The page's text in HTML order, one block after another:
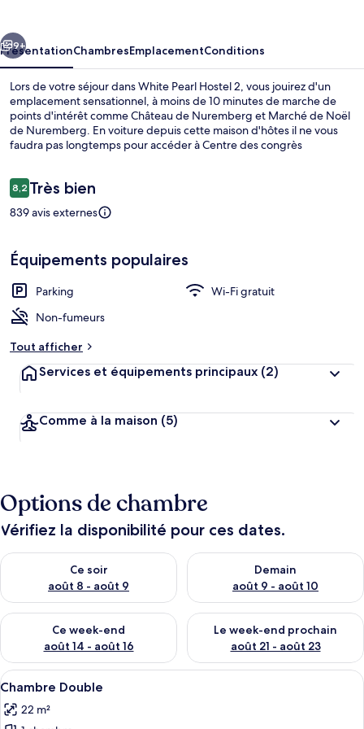
Suivant
9+
PrésentationChambresEmplacementConditions
Lors de votre séjour dans White Pearl Hostel 2, vous jouirez d'un
emplacement sensationnel, à moins de 10 minutes de marche de
points d'intérêt comme Château de Nuremberg et Marché de Noël
de Nuremberg. En voiture depuis cette maison d'hôtes il ne vous
faudra pas longtemps pour accéder à Centre des congrès
et Station de métro St Lorenz-Kirche, à 11 min.
Avis
voyageurs
8,28,2 sur 10
Très bien
839 avis externes
Équipements populaires
Parking
Wi-Fi gratuit
Non-fumeurs
Tout afficher
Services et équipements principaux (2)
Comme à la maison (5)
Options de chambre
Vérifiez la disponibilité pour ces dates.
Ce soir
août 8 - août 9
Vérifier la disponibilité pour ce soir août 8 - août 9
Demain
août 9 - août 10
Vérifier la disponibilité pour
Ce week-end
août 14 - août 16
Vérifier la disponibilité pour ce week-end août 14 - août 16
Le week-end prochain
août 21 - août 23
Vérifier la disponibilité pour
Afficher
toutes
les
Une chambre à coucher avec un lit,
6
Chambre Double
22 m²